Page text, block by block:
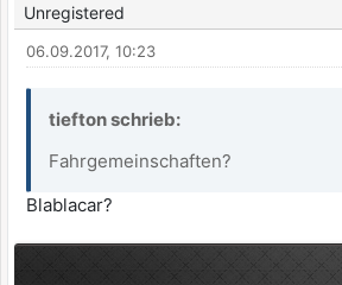
Unregistered
06.09.2017, 10:23
tiefton schrieb:
Fahrgemeinschaften?
Blablacar?